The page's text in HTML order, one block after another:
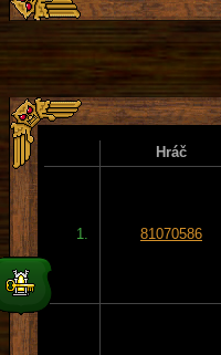
Hráč
1. 81070586